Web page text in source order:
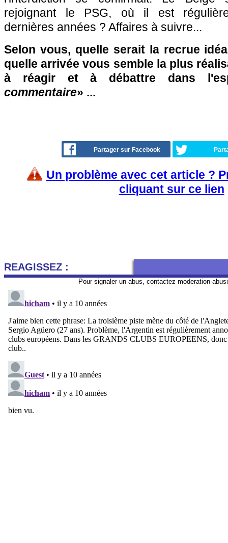
rejoignant le PSG, où il est
dernières années ? Affaires à suivre...
Selon vous, quelle serait la recrue
quelle arrivée vous semble la plus
à réagir et à débattre dans
commentaire» ...
Partager sur Facebook
Un problème avec cet article ?
cliquant sur ce lien
REAGISSEZ :
Pour signaler un abus, contactez moderation-